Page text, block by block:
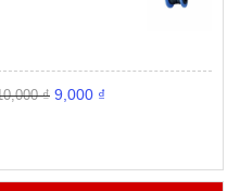
₫
gốc
9,000 ₫